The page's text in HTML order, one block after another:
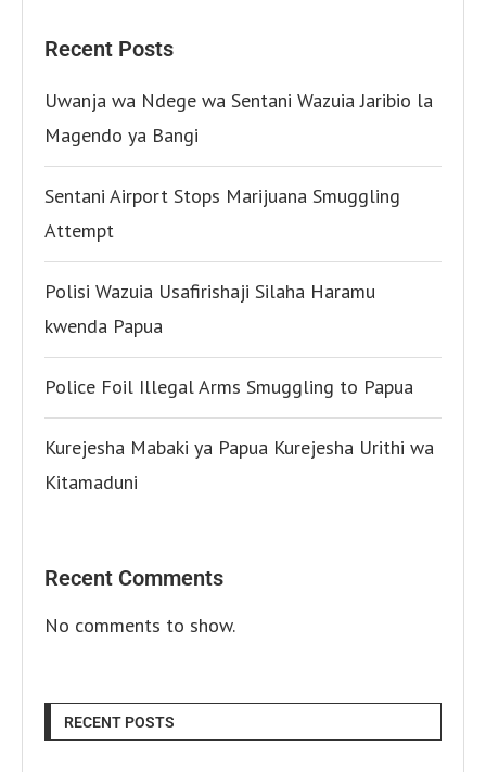
Recent Posts
Uwanja wa Ndege wa Sentani Wazuia Jaribio la
Magendo ya Bangi
Sentani Airport Stops Marijuana Smuggling
Attempt
Polisi Wazuia Usafirishaji Silaha Haramu
kwenda Papua
Police Foil Illegal Arms Smuggling to Papua
Kurejesha Mabaki ya Papua Kurejesha Urithi wa
Kitamaduni
Recent Comments
No comments to show.
RECENT POSTS